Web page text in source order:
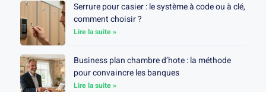
Serrure pour casier : le système à code ou à clé,
comment choisir ?
Lire la suite »
Business plan chambre d’hote : la méthode
pour convaincre les banques
Lire la suite »